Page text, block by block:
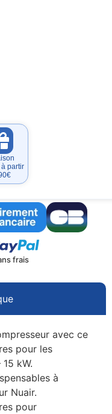
partir
frais
avec ce
pour les
kW.
à
Nuair.
pour